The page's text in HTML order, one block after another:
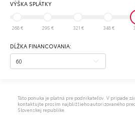
VÝŠKA SPLÁTKY
268 € 295 € 321 € 348 €
DĹŽKA FINANCOVANIA:
Táto ponuka je platná pre podnikateľov. V prípade
kontaktujte prosím najbližšieho autorizovaného
Slovenskej republike.